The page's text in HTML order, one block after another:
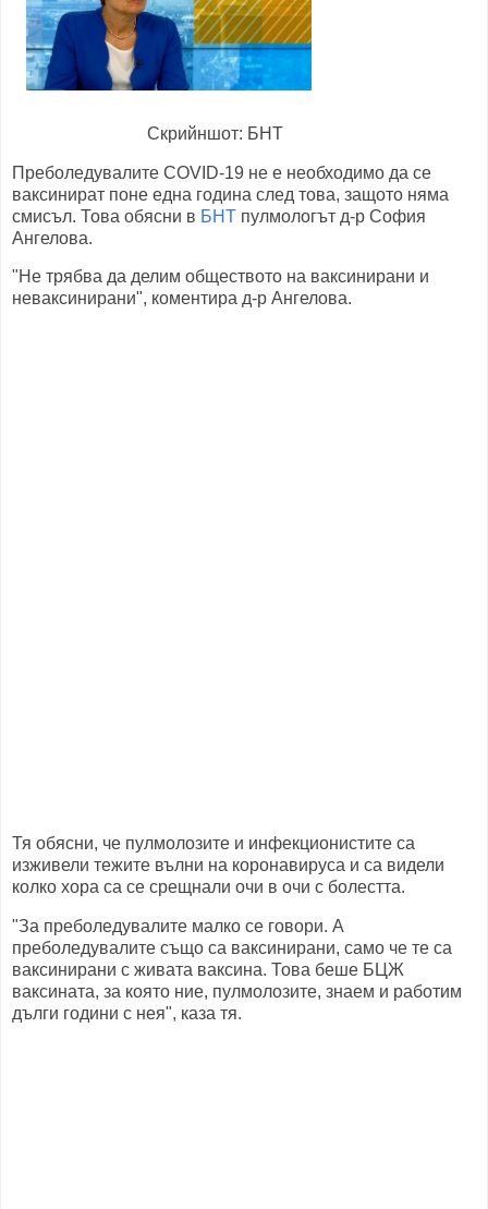
Скрийншот: БНТ
Преболедувалите COVID-19 не е необходимо да се
ваксинират поне една година след това, защото няма
смисъл. Това обясни в БНТ пулмологът д-р София
Ангелова.
"Не трябва да делим обществото на ваксинирани и
неваксинирани", коментира д-р Ангелова.
Тя обясни, че пулмолозите и инфекционистите са
изживели тежите вълни на коронавируса и са видели
колко хора са се срещнали очи в очи с болестта.
"За преболедувалите малко се говори. А
преболедувалите също са ваксинирани, само че те са
ваксинирани с живата ваксина. Това беше БЦЖ
ваксината, за която ние, пулмолозите, знаем и работим
дълги години с нея", каза тя.